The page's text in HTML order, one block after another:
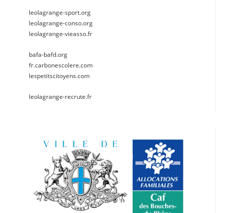
leolagrange-sport.org
leolagrange-conso.org
leolagrange-vieasso.fr
bafa-bafd.org
fr.carbonescolere.com
lespetitscitoyens.com
leolagrange-recrute.fr